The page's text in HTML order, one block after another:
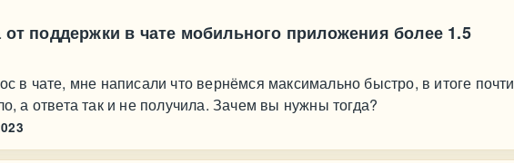
от поддержки в чате мобильного приложения более 1.5
в чате, мне написали что вернёмся максимально быстро, в итоге почти
а ответа так и не получила. Зачем вы нужны тогда?